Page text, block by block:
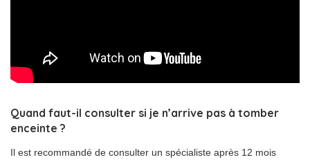
Quand faut-il consulter si je n’arrive pas à tomber
enceinte ?
Il est recommandé de consulter un spécialiste après 12 mois